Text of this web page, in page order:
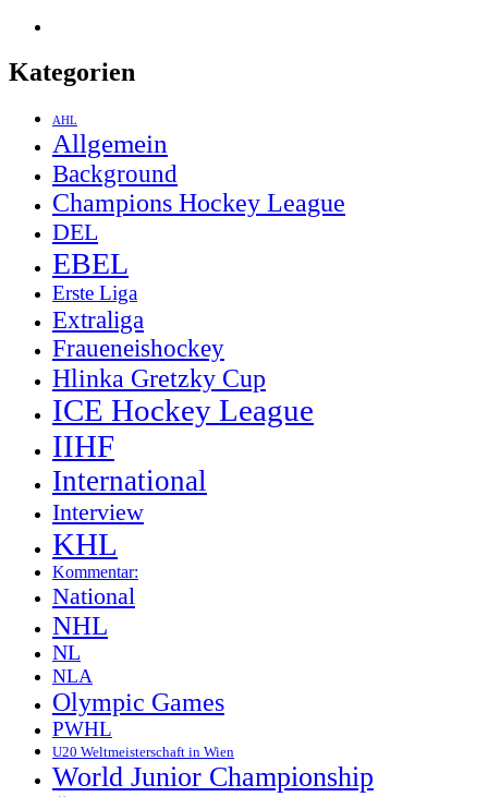
Kategorien
AHL
Allgemein
Background
Champions Hockey League
DEL
EBEL
Erste Liga
Extraliga
Fraueneishockey
Hlinka Gretzky Cup
ICE Hockey League
IIHF
International
Interview
KHL
Kommentar:
National
NHL
NL
NLA
Olympic Games
PWHL
U20 Weltmeisterschaft in Wien
World Junior Championship